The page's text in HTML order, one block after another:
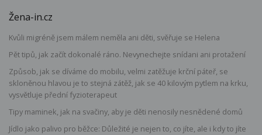
Žena-in.cz
Kvůli migréně jsem málem neměla ani děti, svěřuje se Helena
Pět tipů, jak začít dokonalé ráno. Nevynechejte snídani ani protažení
Způsob, jak se díváme do mobilu, velmi zatěžuje krční páteř, se
skloněnou hlavou je to stejná zátěž, jak se 40 kilovým pytlem na krku,
vysvětluje přední fyzioterapeut
Tipy maminek, jak na svačiny, aby je děti nenosily nesnědené domů
Jídlo jako palivo pro běžce: Důležité je nejen to, co jíte, ale i kdy to jíte